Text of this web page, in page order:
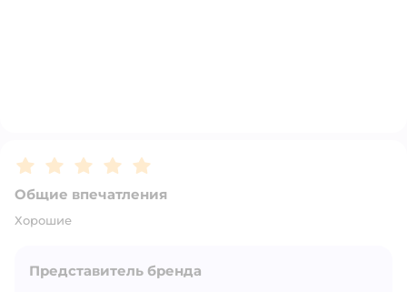
Рейтинг:5
Общие впечатления
Хорошие
Представитель бренда